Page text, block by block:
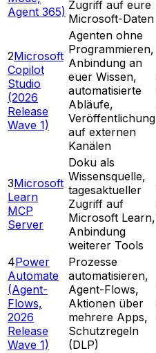
Agent 365) Zugriff auf eure
Microsoft-Daten
2Microsoft
Copilot
Studio
(2026
Release
Wave 1)
Agenten ohne
Programmieren,
Anbindung an
euer Wissen,
automatisierte
Abläufe,
Veröffentlichung
auf externen
Kanälen
3Microsoft
Learn
MCP
Server
Doku als
Wissensquelle,
tagesaktueller
Zugriff auf
Microsoft Learn,
Anbindung
weiterer Tools
4Power
Automate
(Agent-
Flows,
2026
Release
Wave 1)
Prozesse
automatisieren,
Agent-Flows,
Aktionen über
mehrere Apps,
Schutzregeln
(DLP)